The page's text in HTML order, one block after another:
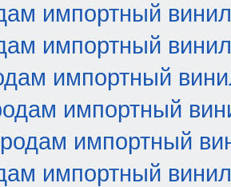
импортный винил
импортный винил
импортный
импортный
импортный
импортный винил